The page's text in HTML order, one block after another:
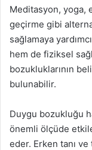
Meditasyon, yoga,
geçirme gibi
sağlamaya
hem de fiziksel
bozukluklarının
bulunabilir.
Duygu bozukluğu
önemli ölçüde
eder. Erken tanı